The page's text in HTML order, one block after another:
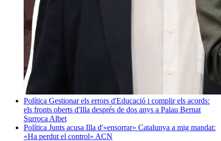
Política Gestionar els errors d'Educació i complir els acords:
els fronts oberts d'Illa després de dos anys a Palau Bernat
Surroca Albet
Política Junts acusa Illa d'«ensorrar» Catalunya a mig mandat:
«Ha perdut el control» ACN